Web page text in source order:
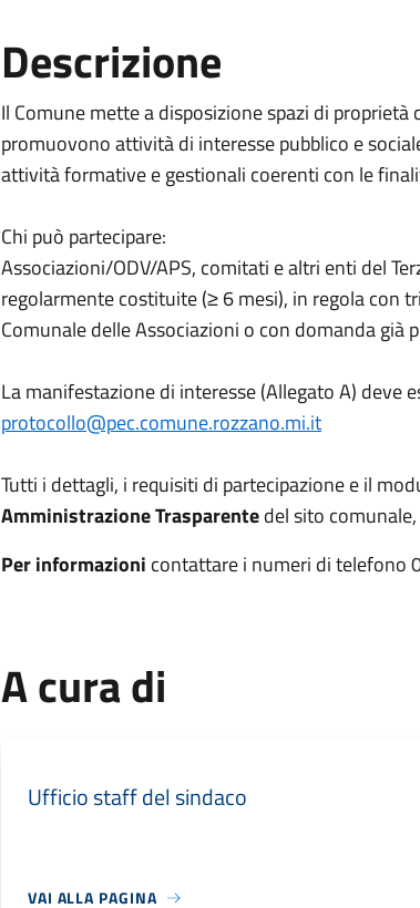
Descrizione
Il Comune mette a disposizione spazi di proprietà
promuovono attività di interesse pubblico e
attività formative e gestionali coerenti con le
Chi può partecipare:
Associazioni/ODV/APS, comitati e altri enti del
regolarmente costituite (≥ 6 mesi), in regola con
Comunale delle Associazioni o con domanda già
La manifestazione di interesse (Allegato A) deve
protocollo@pec.comune.rozzano.mi.it
Tutti i dettagli, i requisiti di partecipazione e il
Amministrazione Trasparentedel sito comunale,
Per informazioni contattare i numeri di telefono
A cura di
Ufficio staff del sindaco
VAI ALLA PAGINA